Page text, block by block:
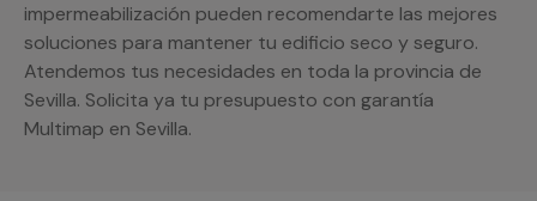
impermeabilización pueden recomendarte las mejores
soluciones para mantener tu edificio seco y seguro.
Atendemos tus necesidades en toda la provincia de
Sevilla. Solicita ya tu presupuesto con garantía
Multimap en Sevilla.